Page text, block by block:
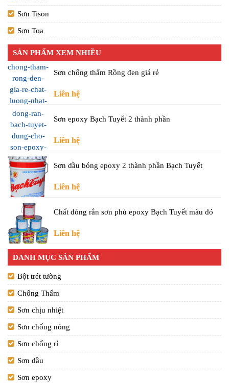
Sơn Tison
Sơn Toa
SẢN PHẨM XEM NHIỀU
Sơn chống thấm Rồng đen giá rẻ
Liên hệ
Sơn epoxy Bạch Tuyết 2 thành phần
Liên hệ
Sơn dầu bóng epoxy 2 thành phần Bạch Tuyết
Liên hệ
Chất đóng rắn sơn phủ epoxy Bạch Tuyết màu đỏ
Liên hệ
DANH MỤC SẢN PHẨM
Bột trét tường
Chống Thấm
Sơn chịu nhiệt
Sơn chống nóng
Sơn chống rỉ
Sơn dầu
Sơn epoxy